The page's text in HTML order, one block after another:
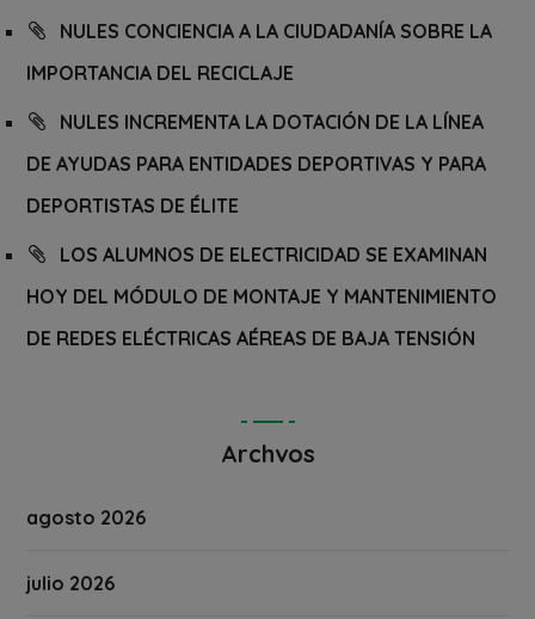
NULES CONCIENCIA A LA CIUDADANÍA SOBRE LA
IMPORTANCIA DEL RECICLAJE
NULES INCREMENTA LA DOTACIÓN DE LA LÍNEA
DE AYUDAS PARA ENTIDADES DEPORTIVAS Y PARA
DEPORTISTAS DE ÉLITE
LOS ALUMNOS DE ELECTRICIDAD SE EXAMINAN
HOY DEL MÓDULO DE MONTAJE Y MANTENIMIENTO
DE REDES ELÉCTRICAS AÉREAS DE BAJA TENSIÓN
Archvos
agosto 2026
julio 2026